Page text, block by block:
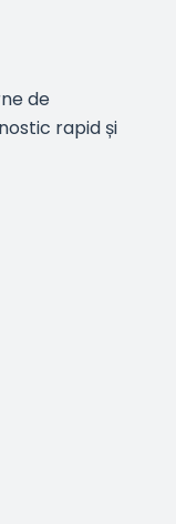
de
rapid și